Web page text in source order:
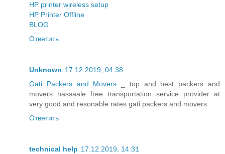
HP printer wireless setup
HP Printer Offline
BLOG
Ответить
Unknown 17.12.2019, 04:38
Gati Packers and Movers _ top and best packers and
movers hassaale free transportation service provider at
very good and resonable rates gati packers and movers
Ответить
technical help 17.12.2019, 14:31